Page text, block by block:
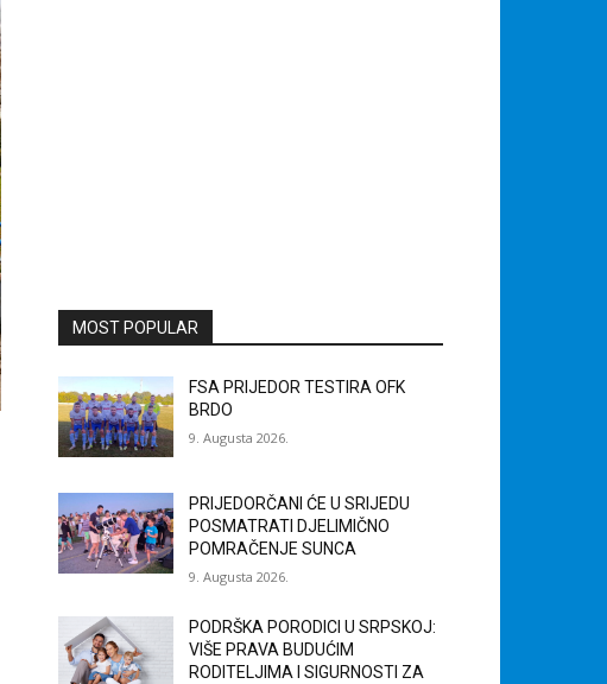
MOST POPULAR
FSA PRIJEDOR TESTIRA OFK
BRDO
9. Augusta 2026.
PRIJEDORČANI ĆE U SRIJEDU
POSMATRATI DJELIMIČNO
POMRAČENJE SUNCA
9. Augusta 2026.
PODRŠKA PORODICI U SRPSKOJ:
VIŠE PRAVA BUDUĆIM
RODITELJIMA I SIGURNOSTI ZA